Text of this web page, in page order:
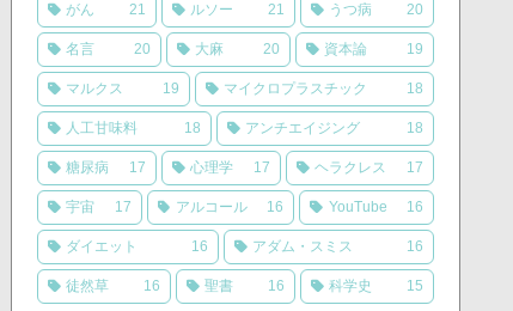
がん 21 ルソー 21 うつ病 20
名言 20 大麻 20 資本論 19
マルクス 19 マイクロプラスチック 18
人工甘味料 18 アンチエイジング 18
糖尿病 17 心理学 17 ヘラクレス 17
宇宙 17 アルコール 16 YouTube 16
ダイエット 16 アダム・スミス 16
徒然草 16 聖書 16 科学史 15